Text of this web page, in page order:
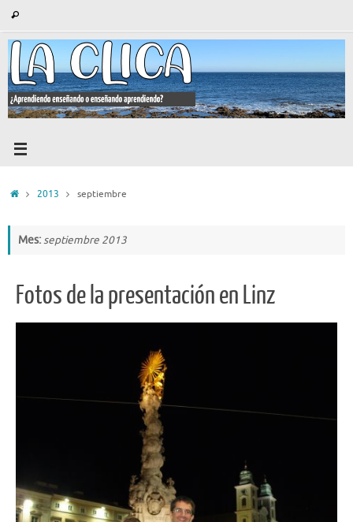
contenido
Buscar
Inicio2013 septiembre
Mes:septiembre 2013
Fotos de la presentación en Linz